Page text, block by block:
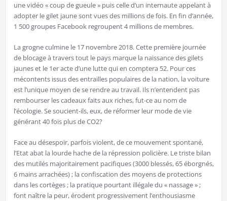
une vidéo « coup de gueule » puis celle d’un internaute appelant à
adopter le gilet jaune sont vues des millions de fois. En fin d’année,
1 500 groupes Facebook regroupent 4 millions de membres.
La grogne culmine le 17 novembre 2018. Cette première journée
de blocage à travers tout le pays marque la naissance des gilets
jaunes et le 1er acte d’une lutte qui en comptera 52. Pour ces
mécontents issus des entrailles populaires de la nation, la voiture
est l’unique moyen de se rendre au travail. Ils n’entendent pas
rembourser les cadeaux faits aux riches, fut-ce au nom de
l’écologie. Se soucient-ils, eux, de réformer leur mode de vie
générant 40 fois plus de CO2?
Face au désespoir, parfois violent, de ce mouvement spontané,
l’Etat abat la lourde hache de la répression policière. Le triste bilan
des mutilés majoritairement pacifiques (3000 blessés, 65 éborgnés,
6 mains arrachées) ; la confiscation des moyens de protections
dans les cortèges ; la pratique pourtant illégale du « nassage » ;
font naître la peur, érodent progressivement l’enthousiasme